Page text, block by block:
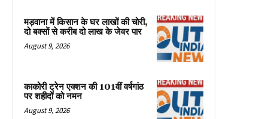
मड़वाना में किसान के घर लाखों की चोरी,
दो बक्सों से करीब दो लाख के जेवर पार
August 9, 2026
काकोरी ट्रेन एक्शन की 101वीं वर्षगांठ
पर शहीदों को नमन
August 9, 2026